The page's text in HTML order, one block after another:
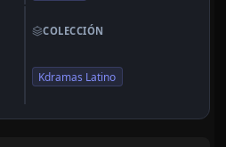
COLECCIÓN
Kdramas Latino